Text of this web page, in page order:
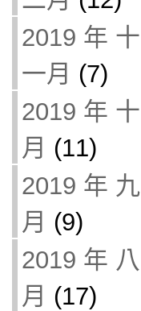
2019 年 十
一月 (7)
2019 年 十
月 (11)
2019 年 九
月 (9)
2019 年 八
月 (17)